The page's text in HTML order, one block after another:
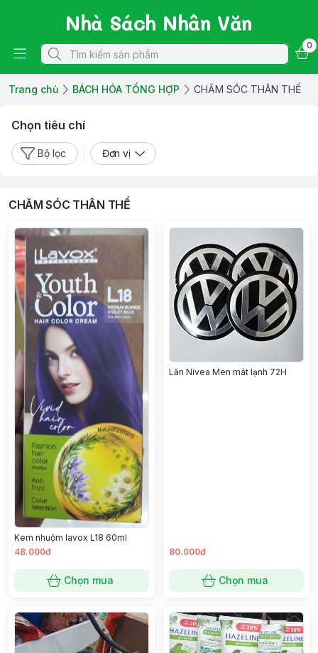
Nhà Sách Nhân Văn
0
Trang chủ BÁCH HÓA TỔNG HỢP CHĂM SÓC THÂN THỂ
Chọn tiêu chí
Bộ lọc Đơn vị
CHĂM SÓC THÂN THỂ
Kem nhuộm lavox L18 60ml
48.000đ
Chọn mua
Lăn Nivea Men mát lạnh 72H
80.000đ
Chọn mua